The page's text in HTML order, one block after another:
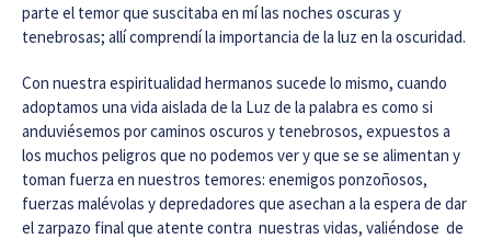
parte el temor que suscitaba en mí las noches oscuras y
tenebrosas; allí comprendí la importancia de la luz en la oscuridad.
Con nuestra espiritualidad hermanos sucede lo mismo, cuando
adoptamos una vida aislada de la Luz de la palabra es como si
anduviésemos por caminos oscuros y tenebrosos, expuestos a
los muchos peligros que no podemos ver y que se se alimentan y
toman fuerza en nuestros temores: enemigos ponzoñosos,
fuerzas malévolas y depredadores que asechan a la espera de dar
el zarpazo final que atente contra nuestras vidas, valiéndose de